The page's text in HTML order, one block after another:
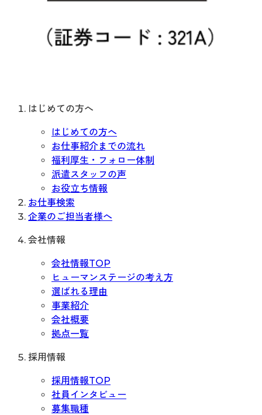
はじめての方へ
はじめての方へ
お仕事紹介までの流れ
福利厚生・フォロー体制
派遣スタッフの声
お役立ち情報
お仕事検索
企業のご担当者様へ
会社情報
会社情報TOP
ヒューマンステージの考え方
選ばれる理由
事業紹介
会社概要
拠点一覧
採用情報
採用情報TOP
社員インタビュー
募集職種